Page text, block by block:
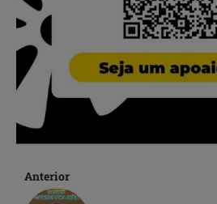
Anterior